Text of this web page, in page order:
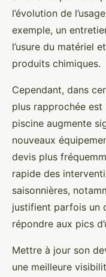
l’évolution de
exemple, un
l’usure du matériel
produits chimiques.
Cependant, dans
plus rapprochée est
piscine augmente
nouveaux
devis plus
rapide des
saisonnières,
justifient parfois un
répondre aux pics
Mettre à jour son
une meilleure